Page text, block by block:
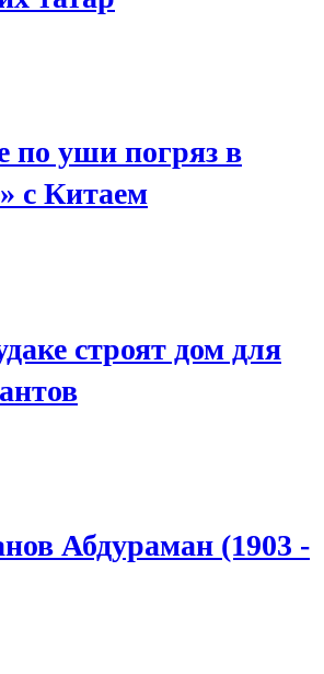
по уши погряз в
с Китаем
строят дом для
Абдураман (1903 -